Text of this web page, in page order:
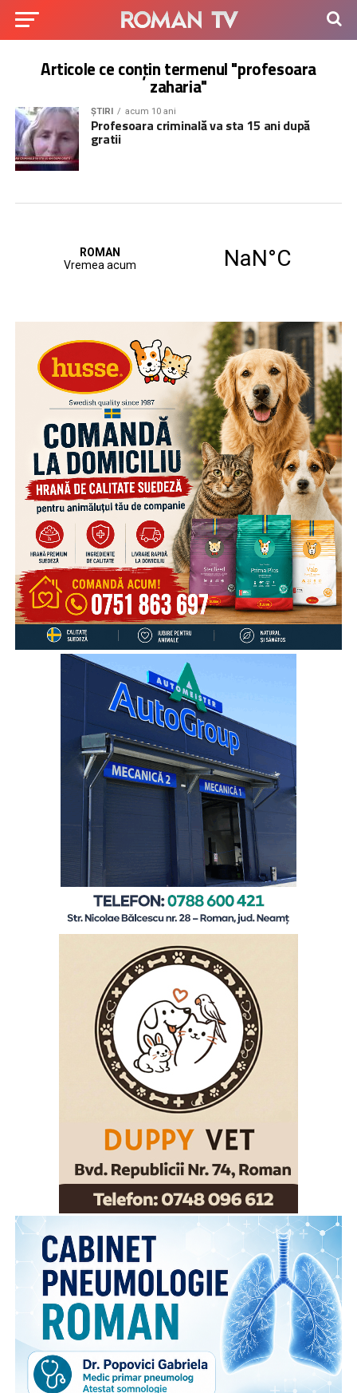
Articole ce conțin termenul "profesoara
zaharia"
ȘTIRI acum 10 ani
Profesoara criminală va sta 15 ani după
gratii